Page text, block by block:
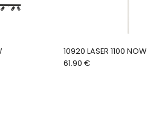
10920 LASER 1100 NOW
61.90 €